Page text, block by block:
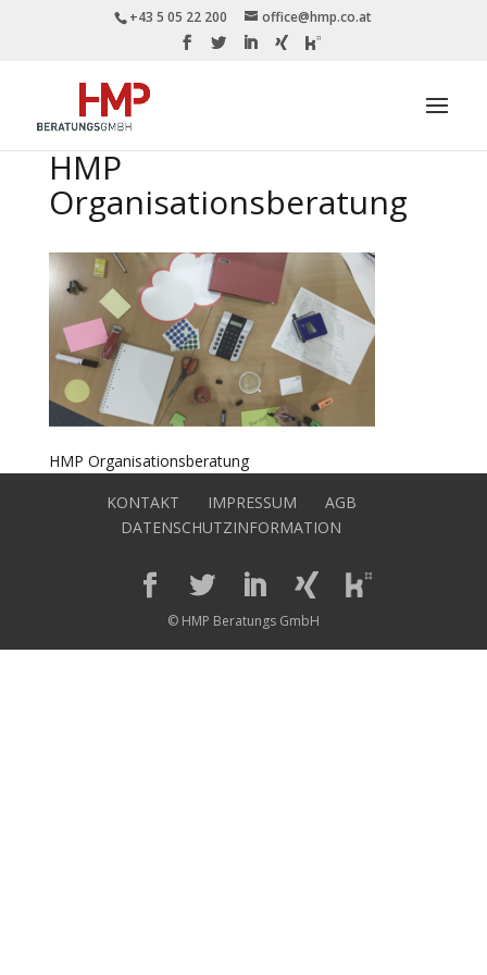
+43 5 05 22 200 office@hmp.co.at
HMP
Organisationsberatung
HMP Organisationsberatung
KONTAKT
IMPRESSUM
AGB
DATENSCHUTZINFORMATION
© HMP Beratungs GmbH